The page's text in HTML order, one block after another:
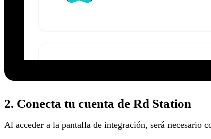
2. Conecta tu cuenta de Rd Station
Al acceder a la pantalla de integración, será necesario